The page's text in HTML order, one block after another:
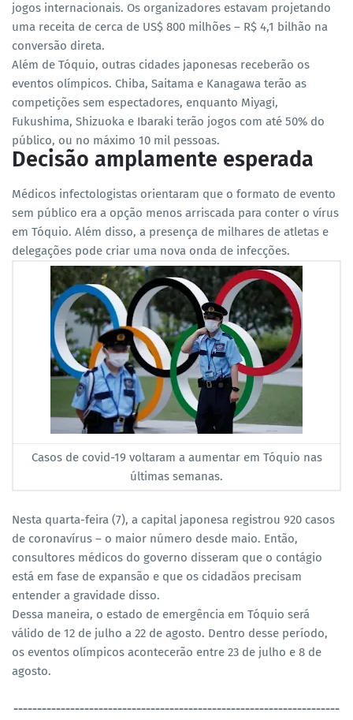
jogos internacionais. Os organizadores estavam projetando
uma receita de cerca de US$ 800 milhões – R$ 4,1 bilhão na
conversão direta.
Além de Tóquio, outras cidades japonesas receberão os
eventos olímpicos. Chiba, Saitama e Kanagawa terão as
competições sem espectadores, enquanto Miyagi,
Fukushima, Shizuoka e Ibaraki terão jogos com até 50% do
público, ou no máximo 10 mil pessoas.
Decisão amplamente esperada
Médicos infectologistas orientaram que o formato de evento
sem público era a opção menos arriscada para conter o vírus
em Tóquio. Além disso, a presença de milhares de atletas e
delegações pode criar uma nova onda de infecções.
Casos de covid-19 voltaram a aumentar em Tóquio nas
últimas semanas.
Nesta quarta-feira (7), a capital japonesa registrou 920 casos
de coronavírus – o maior número desde maio. Então,
consultores médicos do governo disseram que o contágio
está em fase de expansão e que os cidadãos precisam
entender a gravidade disso.
Dessa maneira, o estado de emergência em Tóquio será
válido de 12 de julho a 22 de agosto. Dentro desse período,
os eventos olímpicos acontecerão entre 23 de julho e 8 de
agosto.
---------------------------------------------------------------------